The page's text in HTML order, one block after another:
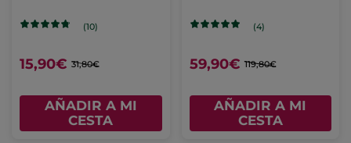
(10)
15,90€ 31,80€
AÑADIR A MI
CESTA
(4)
59,90€ 119,80€
AÑADIR A MI
CESTA